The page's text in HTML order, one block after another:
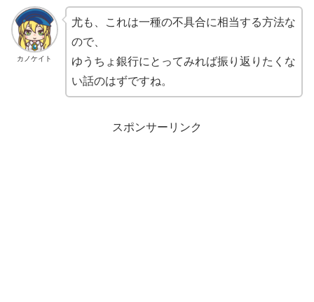
カノケイト
尤も、これは一種の不具合に相当する方法な
ので、
ゆうちょ銀行にとってみれば振り返りたくな
い話のはずですね。
スポンサーリンク